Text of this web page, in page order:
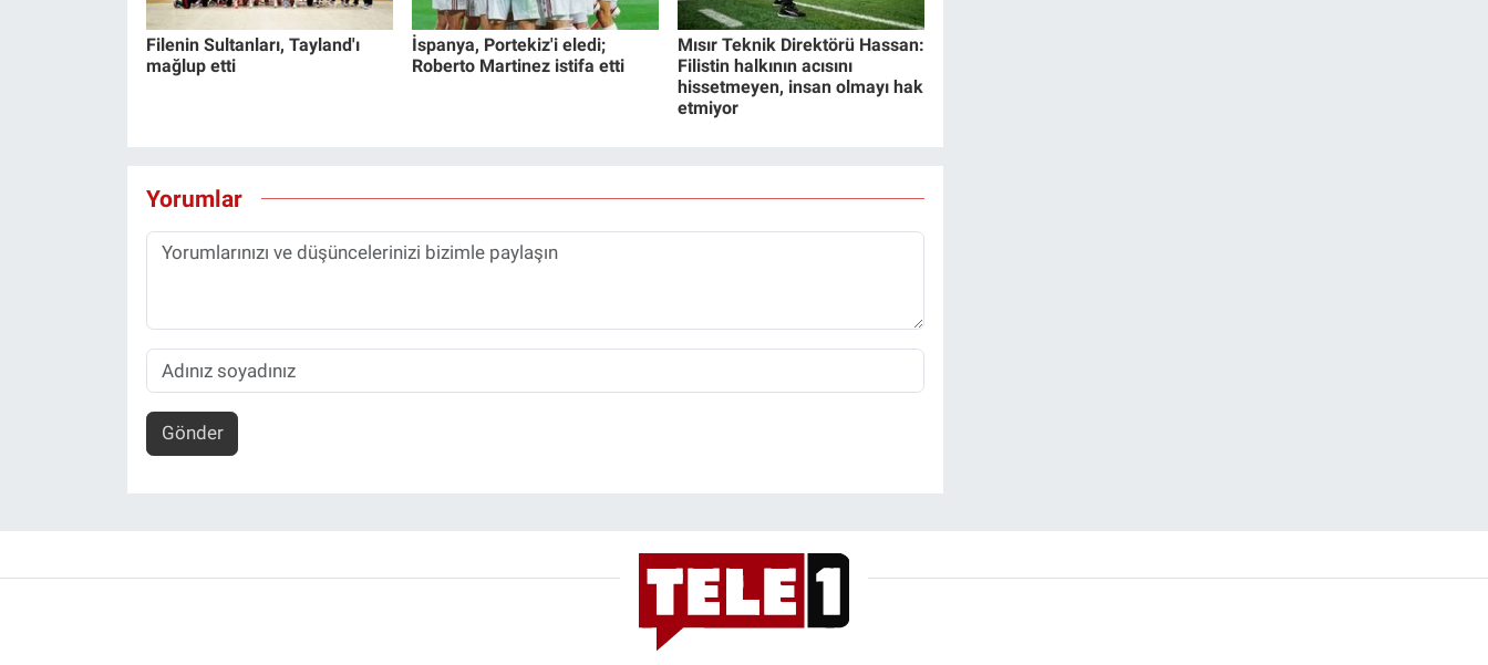
Filenin Sultanları, Tayland'ı
mağlup etti
İspanya, Portekiz'i eledi;
Roberto Martinez istifa etti
Mısır Teknik Direktörü Hassan:
Filistin halkının acısını
hissetmeyen, insan olmayı hak
etmiyor
Yorumlar
Gönder